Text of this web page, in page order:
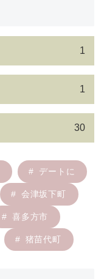
1
1
30
デートに
会津坂下町
喜多方市
猪苗代町